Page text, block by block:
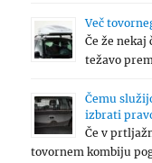
Več
Če že nekaj
težavo
Čemu
izbrati
Če v
tovornem kombiju